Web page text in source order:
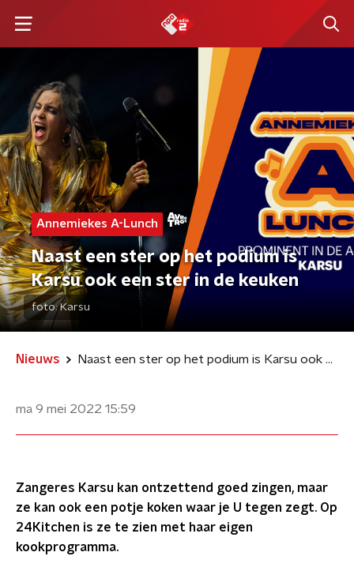
Annemiekes A-Lunch
Naast een ster op het podium is
Karsu ook een ster in de keuken
foto:Karsu
Nieuws Naast een ster op het podium is Karsu ook een ster in de keuken
ma 9 mei 2022 15:59
Zangeres Karsu kan ontzettend goed zingen, maar
ze kan ook een potje koken waar je U tegen zegt. Op
24Kitchen is ze te zien met haar eigen
kookprogramma.